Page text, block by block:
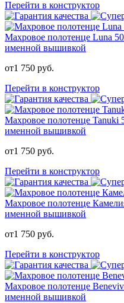
Перейти в конструктор
Махровое полотенце Luna
именной вышивкой
от1 750 руб.
Перейти в конструктор
Махровое полотенце Tanuki
именной вышивкой
от1 750 руб.
Перейти в конструктор
Махровое полотенце
именной вышивкой
от1 750 руб.
Перейти в конструктор
Махровое полотенце
именной вышивкой